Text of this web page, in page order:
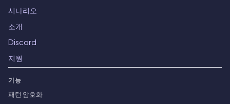
시나리오
소개
Discord
지원
기능
패턴 암호화